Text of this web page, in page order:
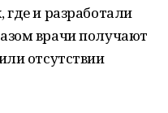
где и разработали
врачи получают
отсутствии